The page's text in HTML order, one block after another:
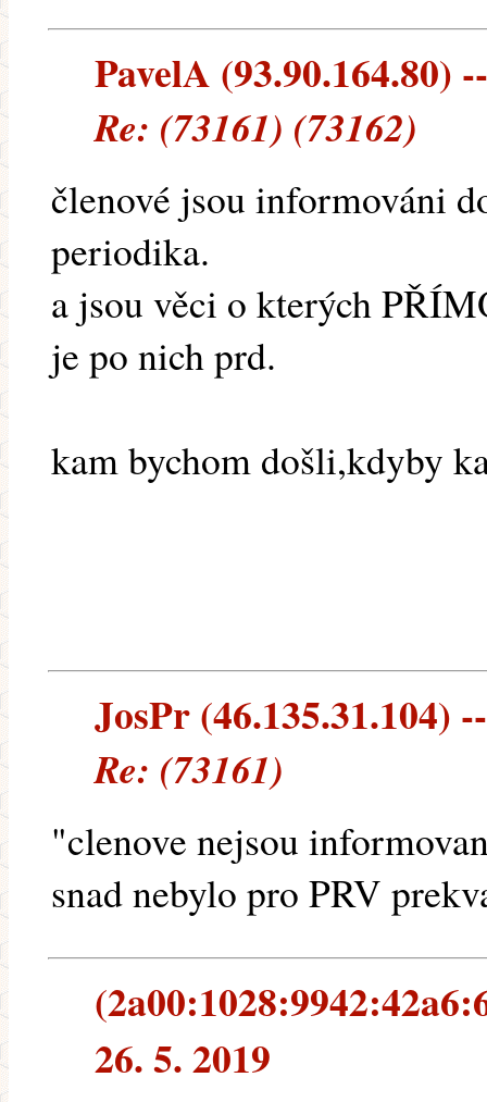
PavelA (93.90.164.80)
Re: (73161) (73162)
členové jsou informováni
periodika.
a jsou věci o kterých
je po nich prd.
kam bychom došli,kdyby
JosPr (46.135.31.104)
Re: (73161)
"clenove nejsou
snad nebylo pro PRV
26. 5. 2019